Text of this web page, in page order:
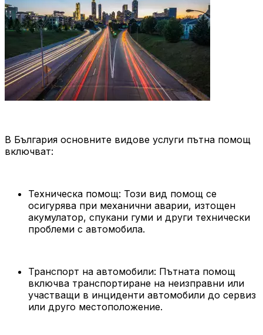
В България основните видове услуги пътна помощ
включват:
Техническа помощ: Този вид помощ се
осигурява при механични аварии, изтощен
акумулатор, спукани гуми и други технически
проблеми с автомобила.
Транспорт на автомобили: Пътната помощ
включва транспортиране на неизправни или
участващи в инциденти автомобили до сервиз
или друго местоположение.